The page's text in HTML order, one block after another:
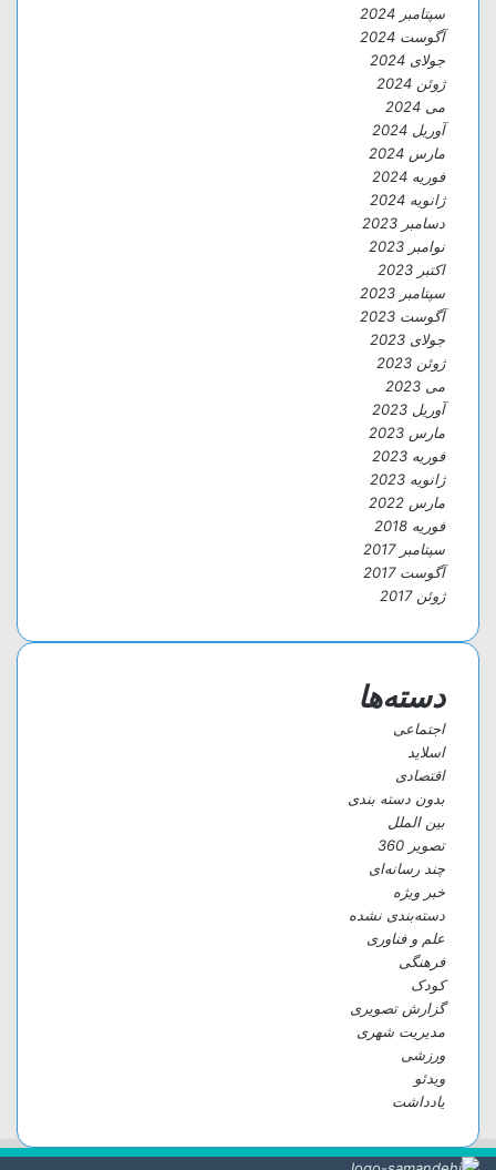
سپتامبر 2024
آگوست 2024
جولای 2024
ژوئن 2024
می 2024
آوریل 2024
مارس 2024
فوریه 2024
ژانویه 2024
دسامبر 2023
نوامبر 2023
اکتبر 2023
سپتامبر 2023
آگوست 2023
جولای 2023
ژوئن 2023
می 2023
آوریل 2023
مارس 2023
فوریه 2023
ژانویه 2023
مارس 2022
فوریه 2018
سپتامبر 2017
آگوست 2017
ژوئن 2017
دسته‌ها
اجتماعی
اسلاید
اقتصادی
بدون دسته بندی
بین الملل
تصویر 360
چند رسانه‌ای
خبر ویژه
دسته‌بندی نشده
علم و فناوری
فرهنگی
کودک
گزارش تصویری
مدیریت شهری
ورزشی
ویدئو
یادداشت